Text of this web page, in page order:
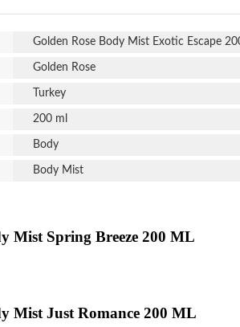
Golden Rose Body Mist Exotic Escape
Golden Rose
Turkey
200 ml
Body
Body Mist
Mist Spring Breeze 200 ML
Mist Just Romance 200 ML